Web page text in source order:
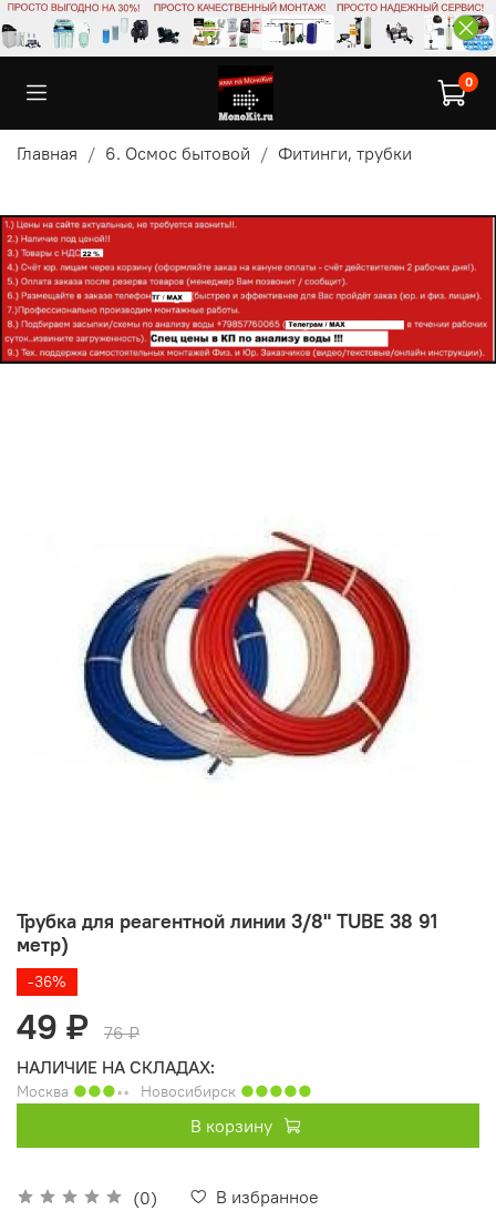
0
Главная 6. Осмос бытовой Фитинги, трубки
Трубка для реагентной линии 3/8" TUBE 38 91
метр)
(0)
В избранное
-36%
49 ₽
76 ₽
НАЛИЧИЕ НА СКЛАДАХ:
Москва ●●●◦◦ Новосибирск ●●●●●
В корзину